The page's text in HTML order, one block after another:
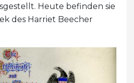
Heute befinden sie
des Harriet Beecher